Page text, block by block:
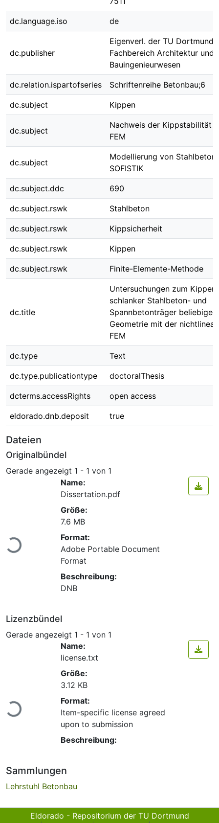
dc.language.iso de
dc.publisher
Eigenverl. der TU Dortmund,
Fachbereich Architektur und
Bauingenieurwesen
dc.relation.ispartofseries Schriftenreihe Betonbau;6
dc.subject Kippen
dc.subject
Nachweis der Kippstabilität
FEM
dc.subject
Modellierung von Stahlbeton
SOFISTIK
dc.subject.ddc 690
dc.subject.rswk Stahlbeton
dc.subject.rswk Kippsicherheit
dc.subject.rswk Kippen
dc.subject.rswk Finite-Elemente-Methode
dc.title
Untersuchungen zum Kippen
schlanker Stahlbeton- und
Spannbetonträger beliebiger
Geometrie mit der
FEM
dc.type Text
dc.type.publicationtype doctoralThesis
dcterms.accessRights open access
eldorado.dnb.deposit true
Dateien
Originalbündel
Gerade angezeigt 1 - 1 von 1
Lade...
Name:
Dissertation.pdf
Größe:
7.6 MB
Format:
Adobe Portable Document
Format
Beschreibung:
DNB
Lizenzbündel
Gerade angezeigt 1 - 1 von 1
Lade...
Name:
license.txt
Größe:
3.12 KB
Format:
Item-specific license agreed
upon to submission
Beschreibung:
Sammlungen
Lehrstuhl Betonbau
Eldorado - Repositorium der TU Dortmund